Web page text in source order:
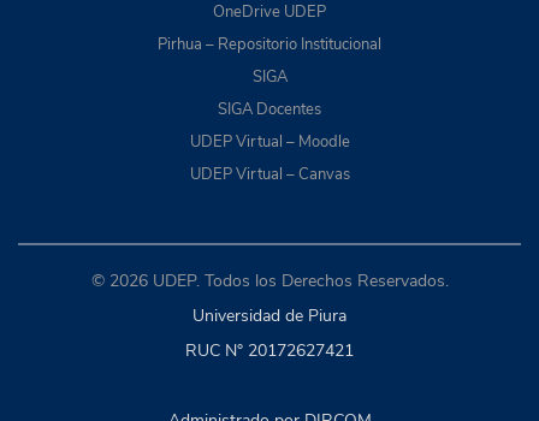
OneDrive UDEP
Pirhua – Repositorio Institucional
SIGA
SIGA Docentes
UDEP Virtual – Moodle
UDEP Virtual – Canvas
© 2026 UDEP. Todos los Derechos Reservados.
Universidad de Piura
RUC N° 20172627421